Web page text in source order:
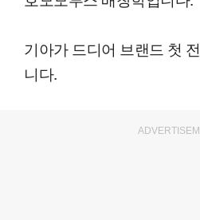
기아가 드디어 브랜드 첫
니다.